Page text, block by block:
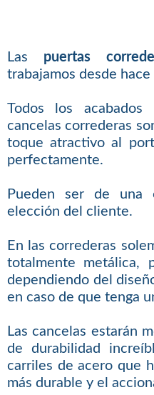
Las puertas
trabajamos desde hace
Todos los
cancelas correderas
toque atractivo al
perfectamente.
Pueden ser de una
elección del cliente.
En las correderas
totalmente metálica,
dependiendo del
en caso de que tenga
Las cancelas estarán
de durabilidad
carriles de acero que
más durable y el